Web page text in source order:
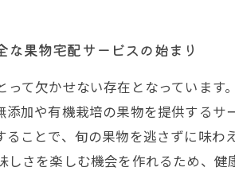
からの果物購入は宅配で決まり！
果物宅配サービスの始まり
て欠かせない存在となっていま
加や有機栽培の果物を提供する
ことで、旬の果物を逃さずに味
さを楽しむ機会を作れるため、